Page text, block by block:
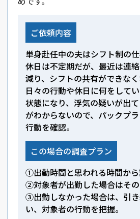
ご依頼内容
単身赴任中の夫はシフト制の仕
休日は不定期だが、最近は連
減り、シフトの共有ができなく
日々の行動や休日に何をして
状態になり、浮気の疑いが出
がわからないので、パックプ
行動を確認。
この場合の調査プラン
①出勤時間と思われる時間か
②対象者が出勤した場合はそ
③出勤しなかった場合は、引
い、対象者の行動を把握。